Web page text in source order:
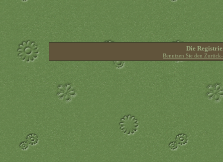
Die
Benutzen Sie den